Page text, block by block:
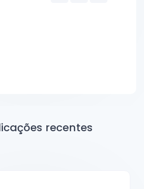
recentes